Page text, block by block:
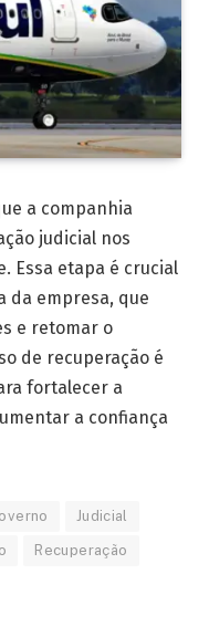
a companhia
judicial nos
Essa etapa é crucial
da empresa, que
e retomar o
de recuperação é
fortalecer a
a confiança
Judicial
Recuperação